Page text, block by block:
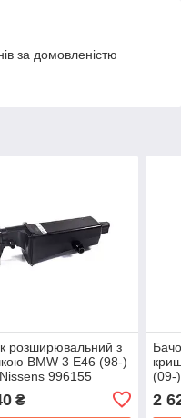
за домовленістю
розширювальний з
BMW 3 E46 (98-)
996155
₴
(09-
2